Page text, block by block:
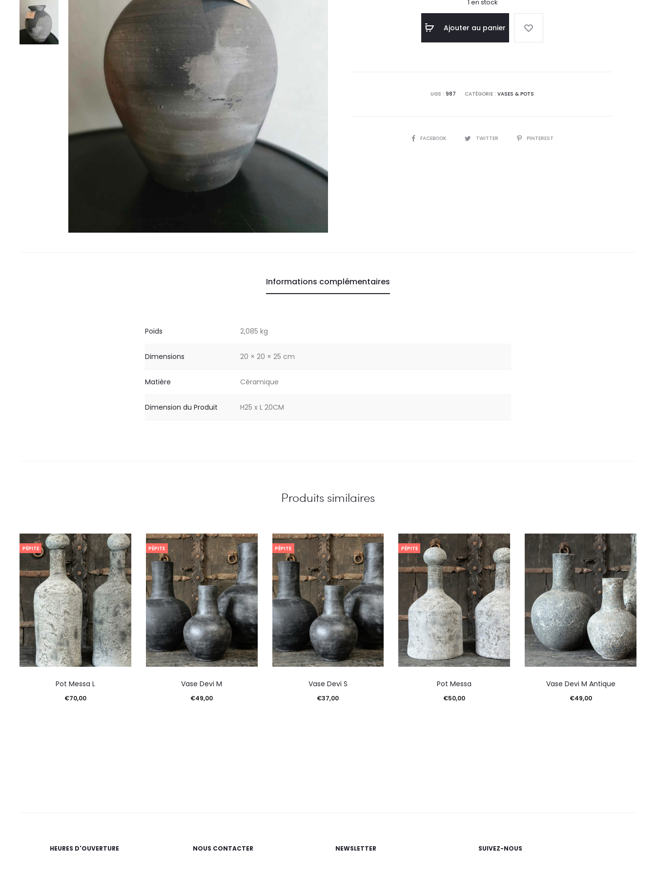
1 en stock
Ajouter au panier
UGS : 987 CATÉGORIE : VASES & POTS
SHAREFACEBOOK TWITTER PINTEREST
Informations complémentaires
Poids 2,085 kg
Dimensions 20 × 20 × 25 cm
Matière Céramique
Dimension du Produit H25 x L 20CM
Produits similaires
PÉPITE
Pot Messa L
€70,00
PÉPITE
Vase Devi M
€49,00
PÉPITE
Vase Devi S
€37,00
PÉPITE
Pot Messa
€50,00
Vase Devi M Antique
€49,00
HEURES D'OUVERTURE NOUS CONTACTER NEWSLETTER SUIVEZ-NOUS